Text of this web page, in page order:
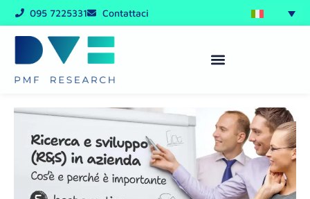
al
contenuto
095 7225331 Contattaci